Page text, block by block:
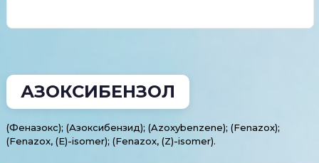
АЗОКСИБЕНЗОЛ
(Феназокс); (Азоксибензид); (Azoxybenzene); (Fenazox);
(Fenazox, (E)-isomer); (Fenazox, (Z)-isomer).